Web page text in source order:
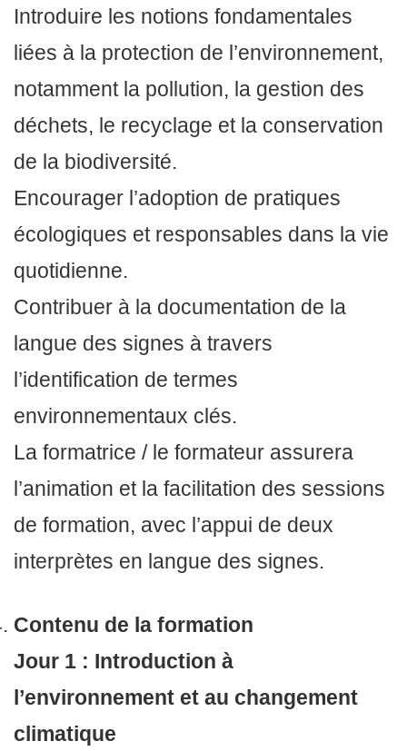
Introduire les notions fondamentales
liées à la protection de l’environnement,
notamment la pollution, la gestion des
déchets, le recyclage et la conservation
de la biodiversité.
Encourager l’adoption de pratiques
écologiques et responsables dans la vie
quotidienne.
Contribuer à la documentation de la
langue des signes à travers
l’identification de termes
environnementaux clés.
La formatrice / le formateur assurera
l’animation et la facilitation des sessions
de formation, avec l’appui de deux
interprètes en langue des signes.
Contenu de la formation
Jour 1 : Introduction à
l’environnement et au changement
climatique